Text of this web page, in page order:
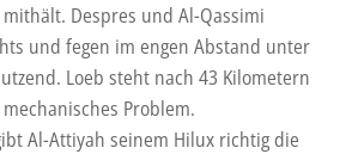
Despres und Al-Qassimi
und fegen im engen Abstand unter
Loeb steht nach 43 Kilometern
Problem.
Al-Attiyah seinem Hilux richtig die